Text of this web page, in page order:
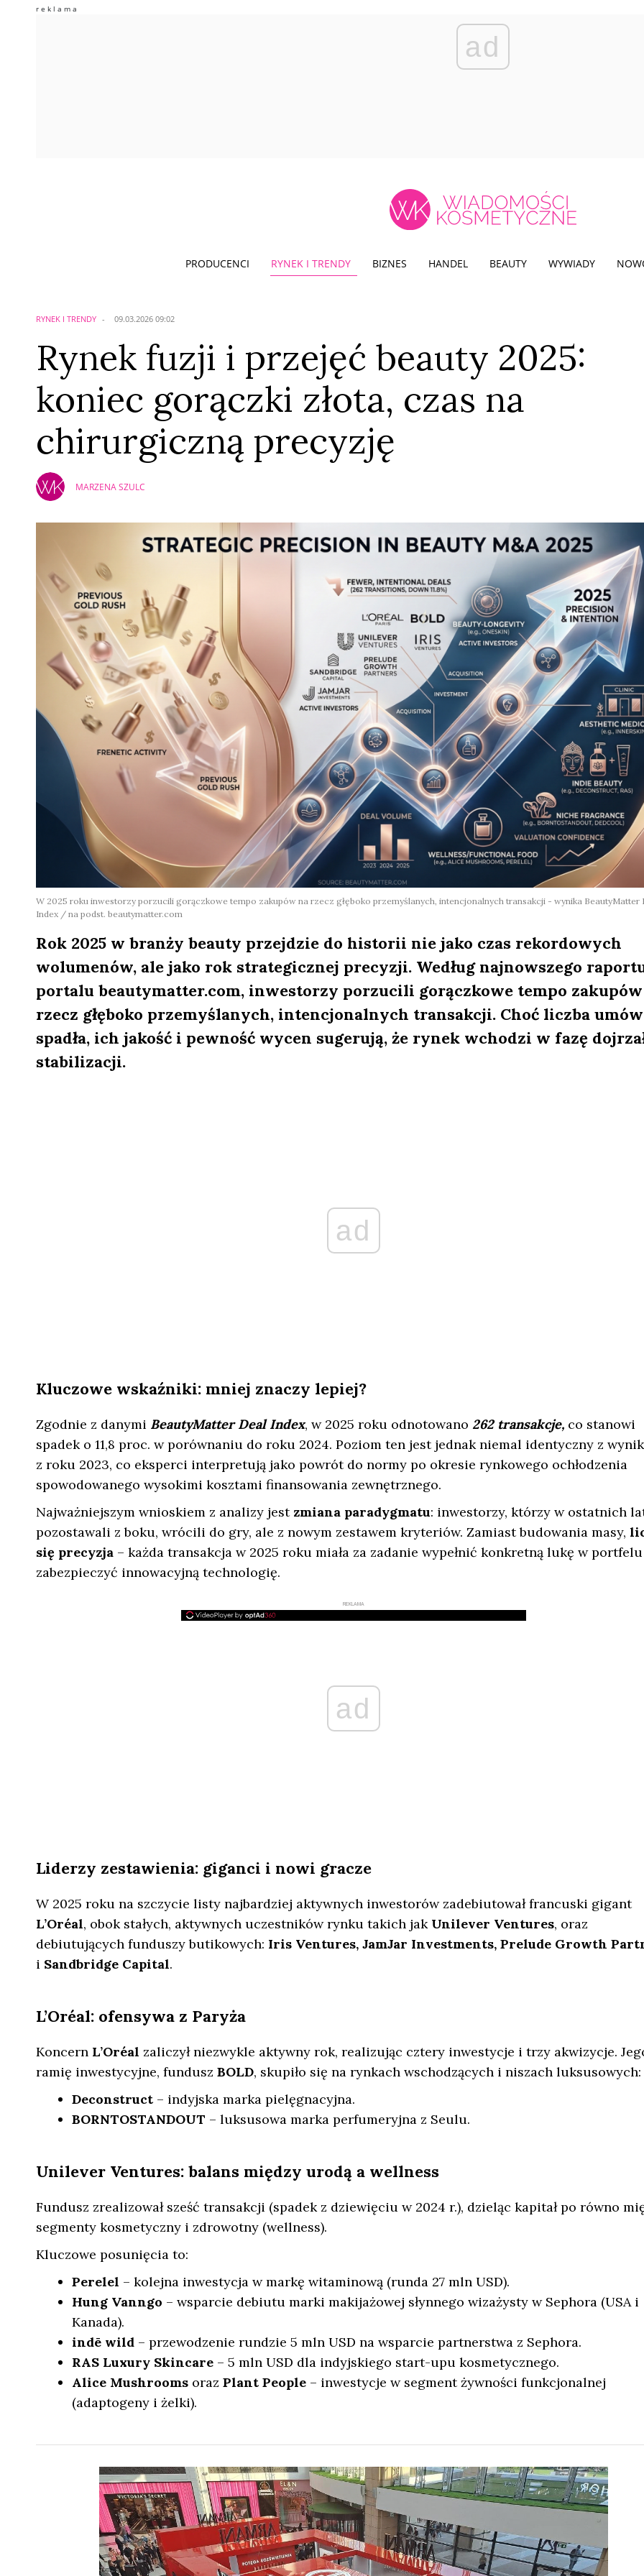
ad
PRODUCENCI RYNEK I TRENDY BIZNES HANDEL BEAUTY WYWIADY
RYNEK I TRENDY 09.03.2026 09:02
Rynek fuzji i przejęć beauty 2025:
koniec gorączki złota, czas na
chirurgiczną precyzję
MARZENA SZULC
W 2025 roku inwestorzy porzucili gorączkowe tempo zakupów na rzecz głęboko przemyślanych, intencjonalnych transakcji - wynika BeautyMatter
Index / na podst. beautymatter.com
Rok 2025 w branży beauty przejdzie do historii nie jako czas rekordowych
wolumenów, ale jako rok strategicznej precyzji. Według najnowszego
portalu beautymatter.com, inwestorzy porzucili gorączkowe tempo
rzecz głęboko przemyślanych, intencjonalnych transakcji. Choć liczba umów
spadła, ich jakość i pewność wycen sugerują, że rynek wchodzi w fazę
stabilizacji.
ad
Kluczowe wskaźniki: mniej znaczy lepiej?
Zgodnie z danymi BeautyMatter Deal Index, w 2025 roku odnotowano 262 transakcje,co stanowi
spadek o 11,8 proc. w porównaniu do roku 2024. Poziom ten jest jednak niemal identyczny z
z roku 2023, co eksperci interpretują jako powrót do normy po okresie rynkowego ochłodzenia
spowodowanego wysokimi kosztami finansowania zewnętrznego.
Najważniejszym wnioskiem z analizy jest zmiana paradygmatu: inwestorzy, którzy w ostatnich
pozostawali z boku, wrócili do gry, ale z nowym zestawem kryteriów. Zamiast budowania masy,
się precyzja– każda transakcja w 2025 roku miała za zadanie wypełnić konkretną lukę w
zabezpieczyć innowacyjną technologię.
REKLAMA
ad
Liderzy zestawienia: giganci i nowi gracze
W 2025 roku na szczycie listy najbardziej aktywnych inwestorów zadebiutował francuski gigant
L’Oréal, obok stałych, aktywnych uczestników rynku takich jak Unilever Ventures, oraz
debiutujących funduszy butikowych: Iris Ventures, JamJar Investments, Prelude Growth
i Sandbridge Capital.
L’Oréal: ofensywa z Paryża
Koncern L’Oréal zaliczył niezwykle aktywny rok, realizując cztery inwestycje i trzy akwizycje.
ramię inwestycyjne, fundusz BOLD, skupiło się na rynkach wschodzących i niszach luksusowych:
Deconstruct – indyjska marka pielęgnacyjna.
BORNTOSTANDOUT – luksusowa marka perfumeryjna z Seulu.
Unilever Ventures: balans między urodą a wellness
Fundusz zrealizował sześć transakcji (spadek z dziewięciu w 2024 r.), dzieląc kapitał po równo
segmenty kosmetyczny i zdrowotny (wellness).
Kluczowe posunięcia to:
Perelel – kolejna inwestycja w markę witaminową (runda 27 mln USD).
Hung Vanngo – wsparcie debiutu marki makijażowej słynnego wizażysty w Sephora (USA i
Kanada).
indē wild– przewodzenie rundzie 5 mln USD na wsparcie partnerstwa z Sephora.
RAS Luxury Skincare– 5 mln USD dla indyjskiego start-upu kosmetycznego.
Alice Mushroomsoraz Plant People– inwestycje w segment żywności funkcjonalnej
(adaptogeny i żelki).